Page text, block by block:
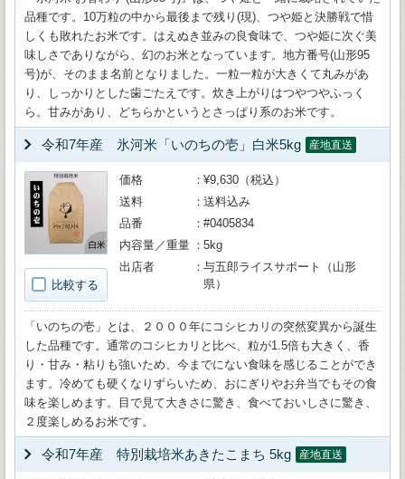
品種です。10万粒の中から最後まで残り(現)、つや姫と決勝戦で惜
しくも敗れたお米です。はえぬき並みの良食味で、つや姫に次ぐ美
味しさでありながら、幻のお米となっています。地方番号(山形95
号)が、そのまま名前となりました。一粒一粒が大きくて丸みがあ
り、しっかりとした歯ごたえです。炊き上がりはつやつやふっく
ら。甘みがあり、どちらかというとさっぱり系のお米です。
令和7年産 氷河米「いのちの壱」白米5kg 産地直送
比較する
価格
¥9,630（税込）
送料
送料込み
品番
#0405834
内容量／重量
5kg
出店者
与五郎ライスサポート（山形
県）
「いのちの壱」とは、２０００年にコシヒカリの突然変異から誕生
した品種です。通常のコシヒカリと比べ、粒が1.5倍も大きく、香
り・甘み・粘りも強いため、今までにない食味を感じることができ
ます。冷めても硬くなりずらいため、おにぎりやお弁当でもその食
味を楽しめます。目で見て大きさに驚き、食べておいしさに驚き、
２度楽しめるお米です。
令和7年産 特別栽培米あきたこまち 5kg 産地直送